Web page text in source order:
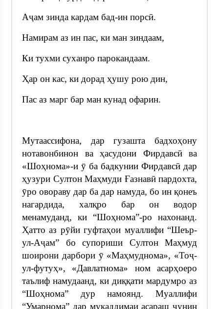
Аҷам зинда кардам бад-ин порсӣ.
Намирам аз ин пас, ки ман зиндаам,
Ки тухми суханро парокандаам.
Ҳар он кас, ки дорад ҳушу рою дин,
Пас аз марг бар ман кунад офарин.
Мутаассифона, дар гузашта бадхоҳону
нотавонбинон ва ҳасудони Фирдавсӣ ва
«Шоҳнома»-и ӯ ба бадкунии Фирдавсӣ дар
ҳузури Султон Маҳмуди Ғазнавӣ пардохта,
ӯро овораву дар ба дар намуда, бо ин қонеъ
нагардида, халқро бар он водор
менамуданд, ки “Шоҳнома”-ро нахонанд.
Ҳатто аз рӯйи гуфтаҳои муаллифи “Шеър-
ул-Аҷам” бо супориши Султон Маҳмуд
шоирони дарбори ӯ «Маҳмуднома», «Тоҷ-
ул-футуҳ», «Давлатнома» ном асарҳоеро
таълиф намудаанд, ки диққати мардумро аз
“Шоҳнома” дур намоянд. Муаллифи
“Умарнома” дар муқаддимаи асараш чунин